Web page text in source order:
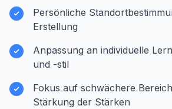
Persönliche
Erstellung
Anpassung an individuelle
und -stil
Fokus auf schwächere
Stärkung der Stärken